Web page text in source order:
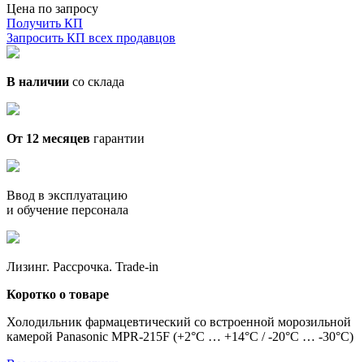
Цена по запросу
Получить КП
Запросить КП всех продавцов
В наличии со склада
От 12 месяцев гарантии
Ввод в эксплуатацию
и обучение персонала
Лизинг. Рассрочка. Trade-in
Коротко о товаре
Холодильник фармацевтический со встроенной морозильной
камерой Panasonic MPR-215F (+2°С … +14°С / -20°С … -30°С)